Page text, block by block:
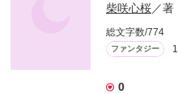
柴咲心桜／著
総文字数/774
ファンタジー
0